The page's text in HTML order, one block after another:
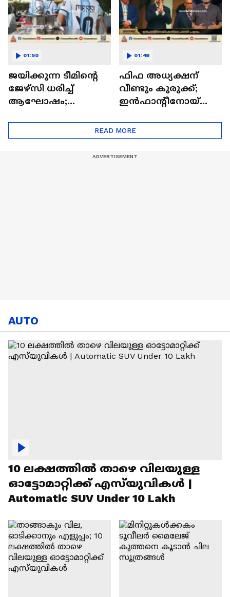
ജയിക്കുന്ന ടീമിന്റെ
ജേഴ്സി ധരിച്ച്
ആഘോഷം;
പിടിച്ചുപറ്റിയ കവീസ്
കഫേ
01:50
ഫിഫ അധ്യക്ഷന്
വീണ്ടും കുരുക്ക്;
ഇൻഫാന്റീനോയ്ക്ക്
പ്രളയം
01:48
READ MORE
AUTO
10 ലക്ഷത്തിൽ താഴെ വിലയുള്ള
ഓട്ടോമാറ്റിക്ക് എസ്‍യുവികൾ |
Automatic SUV Under 10 Lakh